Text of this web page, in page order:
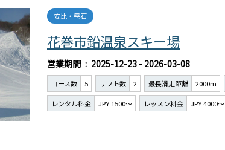
花巻市鉛温泉スキー場
安比・雫石
営業期間 2025-12-23 - 2026-03-08
コース数 5 リフト数 2 最長滑走距離 2000m
レンタル料金 JPY 1500～ レッスン料金 JPY 4000～